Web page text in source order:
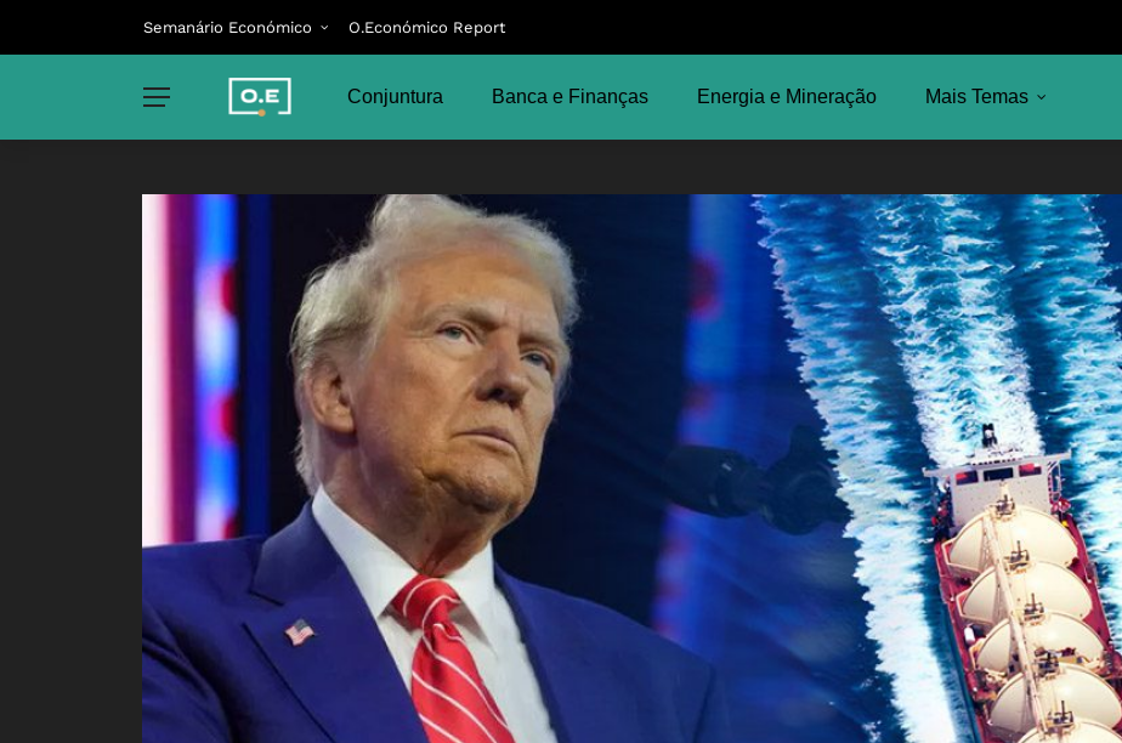
Semanário Económico O.Económico Report
Conjuntura Banca e Finanças Energia e Mineração Mais Temas